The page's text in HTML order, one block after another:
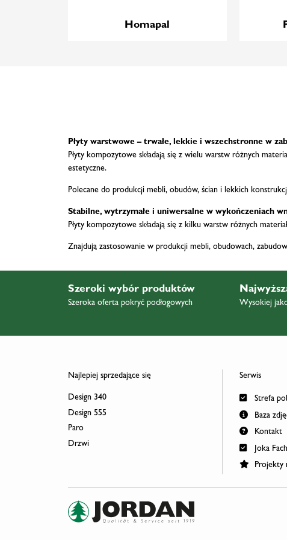
Homapal
Płyty warstwowe – trwałe, lekkie i wszechstronne w
Płyty kompozytowe składają się z wielu warstw różnych
estetyczne.
Polecane do produkcji mebli, obudów, ścian i lekkich
Stabilne, wytrzymałe i uniwersalne w wykończeniach
Płyty kompozytowe składają się z kilku warstw różnych
Znajdują zastosowanie w produkcji mebli, obudowach,
Szeroki wybór produktów
Szeroka oferta pokryć podłogowych Wysokiej
Najlepiej sprzedające się
Design 340
Design 555
Paro
Drzwi
Serwis
Strefa
Baza
Kontakt
Joka
Projekty